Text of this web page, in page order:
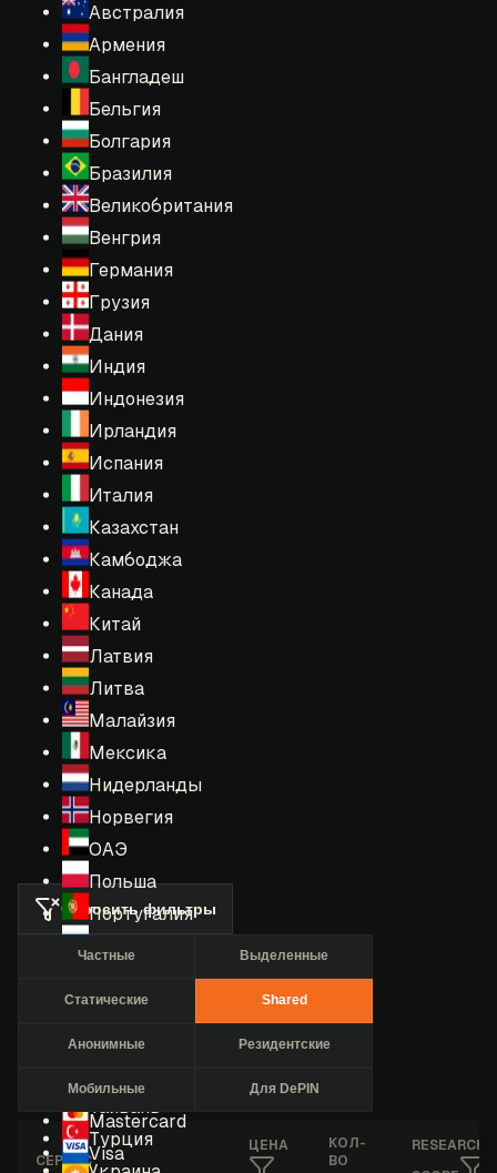
Австралия
Армения
Бангладеш
Бельгия
Болгария
Бразилия
Великобритания
Венгрия
Германия
Грузия
Дания
Индия
Индонезия
Ирландия
Испания
Италия
Казахстан
Камбоджа
Канада
Китай
Латвия
Литва
Малайзия
Мексика
Нидерланды
Норвегия
ОАЭ
Польша
Португалия
США
Сингапур
Турция
Mastercard
Visa
Сбросить фильтры
Частные Выделенные
Статические Shared
Анонимные Резидентские
Мобильные Для DePIN
СЕРВИС
ЦЕНА
КОЛ-
ВО